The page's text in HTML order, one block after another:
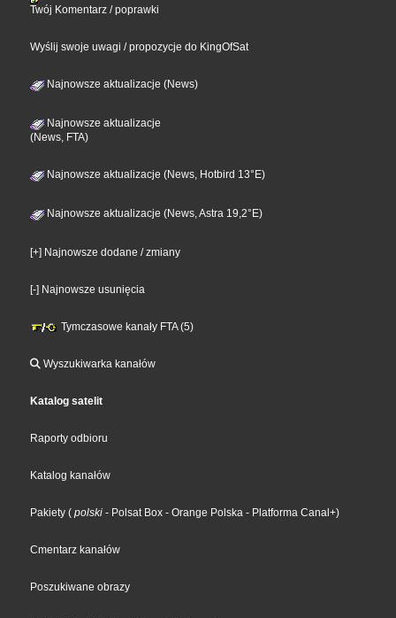
Twój Komentarz / poprawki
Wyślij swoje uwagi / propozycje do KingOfSat
Najnowsze aktualizacje (News)
Najnowsze aktualizacje
(News, FTA)
Najnowsze aktualizacje (News, Hotbird 13°E)
Najnowsze aktualizacje (News, Astra 19,2°E)
[+] Najnowsze dodane / zmiany
[-] Najnowsze usunięcia
Tymczasowe kanały FTA (5)
Wyszukiwarka kanałów
Katalog satelit
Raporty odbioru
Katalog kanałów
Pakiety ( polski - Polsat Box - Orange Polska - Platforma Canal+)
Cmentarz kanałów
Poszukiwane obrazy